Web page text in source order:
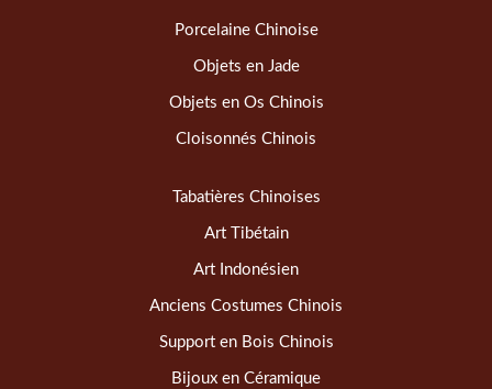
Porcelaine Chinoise
Objets en Jade
Objets en Os Chinois
Cloisonnés Chinois
Tabatières Chinoises
Art Tibétain
Art Indonésien
Anciens Costumes Chinois
Support en Bois Chinois
Bijoux en Céramique